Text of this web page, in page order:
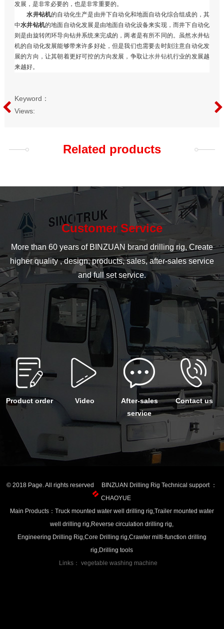
发展，是非常必要的，也是非常重要的。
水井钻机的自动化生产是由井下自动化和地面自动化综合组成的，其
中水井钻机的地面自动化发展是由地面自动化设备来实现，而井下自动化
则是由旋转闭环导向钻井系统来完成的，两者是有所不同的。虽然水井钻
机的自动化发展能够带来许多好处，但是我们也需要去时刻注意自动化发
展的方向，让其朝着更好可控的方向发展，争取让水井钻机行业的发展越
来越好。
Keyword：
Views:
Related products
Customer Service
More than 60 years of BINZUAN brand drilling rig, Create
higher quality , design, products, sales, after-sales service
and full set service.
Product order Video
After-sales
service
Contact us
© 2018 Page. All rights reserved BINZUAN Drilling Rig Technical support ：
CHAOYUE
Main Products：Truck mounted water well drilling rig,Trailer mounted water
well drilling rig,Reverse circulation drilling rig,
Engineering Drilling Rig,Core Drilling rig,Crawler milti-function drilling
rig,Drilling tools
Links： vegetable washing machine